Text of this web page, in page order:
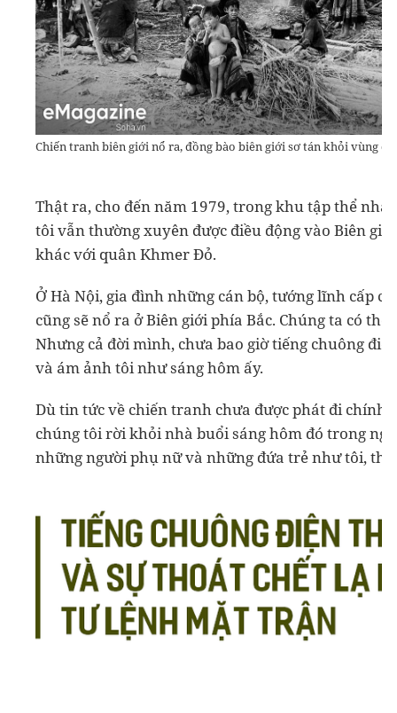
Chiến tranh biên giới nổ ra, đồng bào biên giới sơ tán khỏi vùng
Thật ra, cho đến năm 1979, trong khu tập thể
tôi vẫn thường xuyên được điều động vào Biên
khác với quân Khmer Đỏ.
Ở Hà Nội, gia đình những cán bộ, tướng lĩnh cấp
cũng sẽ nổ ra ở Biên giới phía Bắc. Chúng ta có
Nhưng cả đời mình, chưa bao giờ tiếng chuông
và ám ảnh tôi như sáng hôm ấy.
Dù tin tức về chiến tranh chưa được phát đi chính
chúng tôi rời khỏi nhà buổi sáng hôm đó trong
những người phụ nữ và những đứa trẻ như tôi, thì